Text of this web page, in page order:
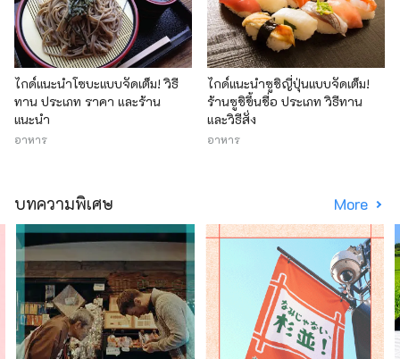
ไกด์แนะนำโซบะแบบจัดเต็ม! วิธี
ทาน ประเภท ราคา และร้าน
แนะนำ
อาหาร
ไกด์แนะนำซูชิญี่ปุ่นแบบจัดเต็ม!
ร้านซูชิขึ้นชื่อ ประเภท วิธีทาน
และวิธีสั่ง
อาหาร
บทความพิเศษ More